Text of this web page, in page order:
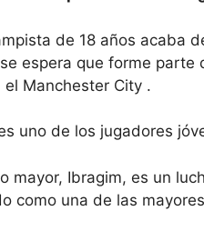
de 18 años acaba
espera que forme
el Manchester City .
uno de los jugadores
mayor, Ibragim, es un
como una de las